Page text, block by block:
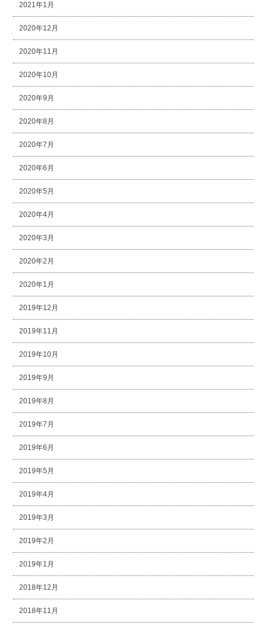
2021年1月
2020年12月
2020年11月
2020年10月
2020年9月
2020年8月
2020年7月
2020年6月
2020年5月
2020年4月
2020年3月
2020年2月
2020年1月
2019年12月
2019年11月
2019年10月
2019年9月
2019年8月
2019年7月
2019年6月
2019年5月
2019年4月
2019年3月
2019年2月
2019年1月
2018年12月
2018年11月